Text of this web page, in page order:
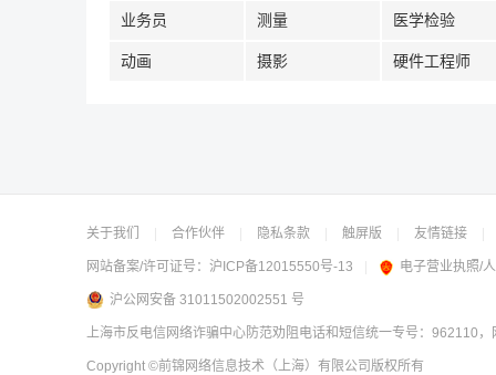
业务员 测量 医学检验
动画 摄影 硬件工程师
关于我们 合作伙伴 隐私条款 触屏版 友情链接
网站备案/许可证号： 沪ICP备12015550号-13 电子营业执照/
沪公网安备 31011502002551 号
上海市反电信网络诈骗中心防范劝阻电话和短信统一专号：962110
Copyright ©前锦网络信息技术（上海）有限公司 版权所有